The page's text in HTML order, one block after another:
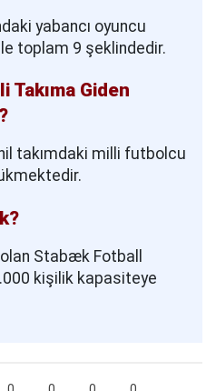
yabancı oyuncu
toplam 9 şeklindedir.
Giden
takımdaki milli futbolcu
Stabæk Fotball
kişilik kapasiteye